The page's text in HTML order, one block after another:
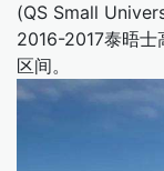
(QS Small
2016-2017泰晤
区间。